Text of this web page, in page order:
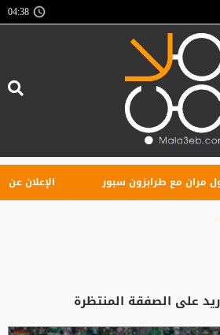
04:38
مع طرابزون سبور الإعلان عن
على الصفقة المنتظرة